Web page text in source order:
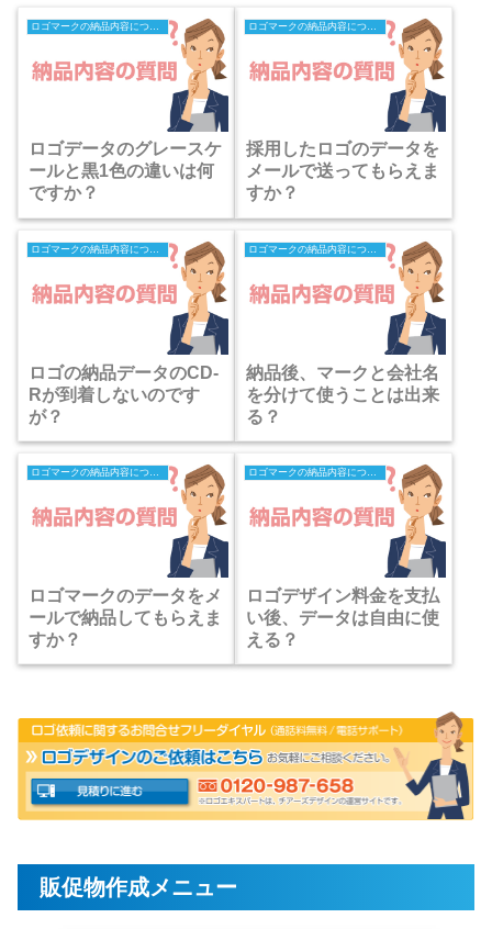
ロゴデータのグレースケ
ールと黒1色の違いは何
ですか？
採用したロゴのデータを
メールで送ってもらえま
すか？
ロゴの納品データのCD-
Rが到着しないのです
が？
納品後、マークと会社名
を分けて使うことは出来
る？
ロゴマークの納品内容についての質問
ロゴマークのデータをメ
ールで納品してもらえま
すか？
ロゴマークの納品内容についての質問
ロゴデザイン料金を支払
い後、データは自由に使
える？
販促物作成メニュー